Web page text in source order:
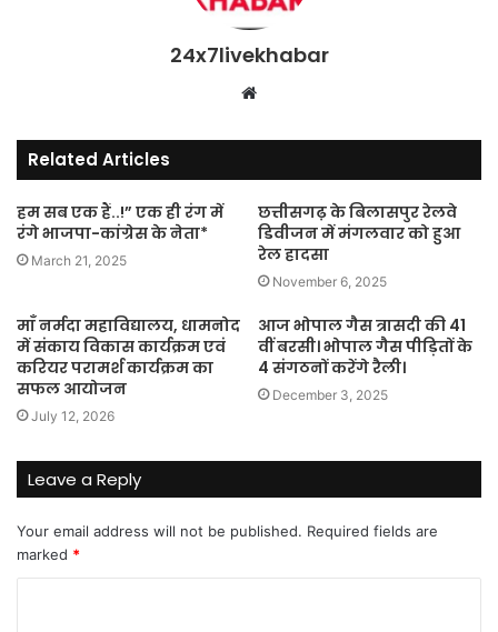
24x7livekhabar
Website
Related Articles
हम सब एक हैं..!” एक ही रंग में
रंगे भाजपा-कांग्रेस के नेता*
March 21, 2025
छत्तीसगढ़ के बिलासपुर रेलवे
डिवीजन में मंगलवार को हुआ
रेल हादसा
November 6, 2025
माँ नर्मदा महाविद्यालय, धामनोद
में संकाय विकास कार्यक्रम एवं
करियर परामर्श कार्यक्रम का
सफल आयोजन
July 12, 2026
आज भोपाल गैस त्रासदी की 41
वीं बरसी। भोपाल गैस पीड़ितों के
4 संगठनों करेंगे रैली।
December 3, 2025
Leave a Reply
Your email address will not be published. Required fields are
marked *